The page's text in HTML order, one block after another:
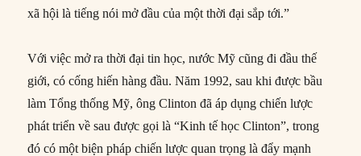
xã hội là tiếng nói mở đầu của một thời đại sắp tới.”
Với việc mở ra thời đại tin học, nước Mỹ cũng đi đầu thế
giới, có cống hiến hàng đầu. Năm 1992, sau khi được bầu
làm Tổng thống Mỹ, ông Clinton đã áp dụng chiến lược
phát triển về sau được gọi là “Kinh tế học Clinton”, trong
đó có một biện pháp chiến lược quan trọng là đẩy mạnh